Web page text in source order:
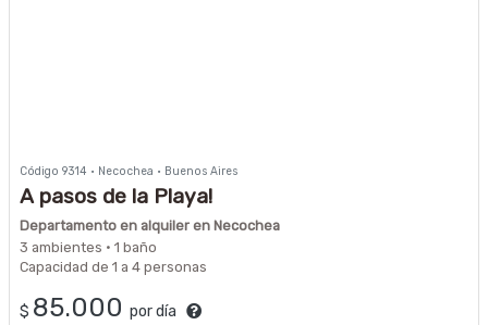
Código 9314 · Necochea · Buenos Aires
A pasos de la Playa!
Departamento en alquiler en Necochea
3 ambientes · 1 baño
Capacidad de 1 a 4 personas
$ 85.000 por día